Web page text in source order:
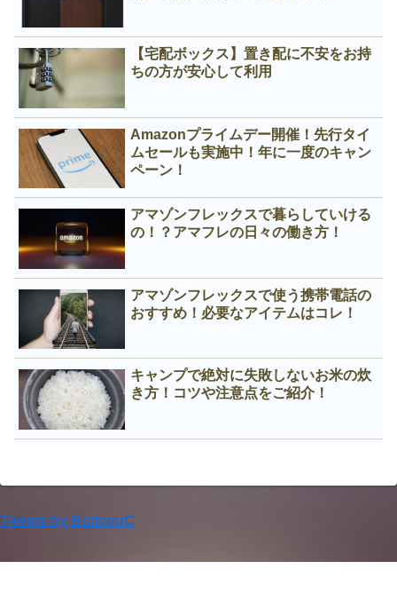
【宅配ボックス】置き配に不安をお持
ちの方が安心して利用
Amazonプライムデー開催！先行タイ
ムセールも実施中！年に一度のキャン
ペーン！
アマゾンフレックスで暮らしていける
の！？アマフレの日々の働き方！
アマゾンフレックスで使う携帯電話の
おすすめ！必要なアイテムはコレ！
キャンプで絶対に失敗しないお米の炊
き方！コツや注意点をご紹介！
Tweets by BoitsuuC